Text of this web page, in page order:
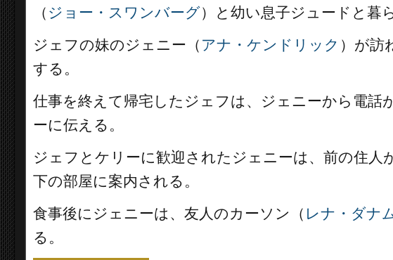
（ ジョー・スワンバーグ）と幼い息子ジュードと暮
ジェフの妹のジェニー（ アナ・ケンドリック ）が訪
する。
仕事を終えて帰宅したジェフは、ジェニーから電話
ーに伝える。
ジェフとケリーに歓迎されたジェニーは、前の住
下の部屋に案内される。
食事後にジェニーは、友人のカーソン（ レナ・ダナ
る。